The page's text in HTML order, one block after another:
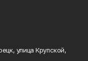
улица Крупской,